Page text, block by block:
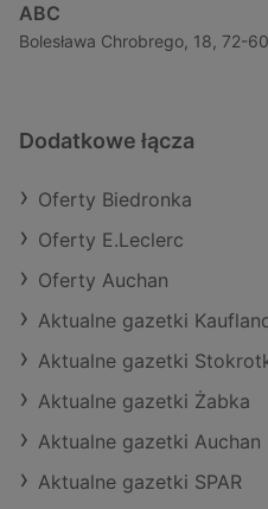
ABC
Bolesława Chrobrego, 18, 72-
Dodatkowe łącza
Oferty Biedronka
Oferty E.Leclerc
Oferty Auchan
Aktualne gazetki
Aktualne gazetki
Aktualne gazetki Żabka
Aktualne gazetki Auchan
Aktualne gazetki SPAR